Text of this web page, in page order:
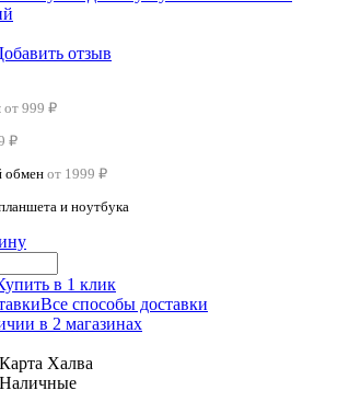
отзыв
от 999 ₽
₽
обмен от 1999 ₽
и ноутбука
в 1 клик
Все способы доставки
в 2 магазинах
Халва